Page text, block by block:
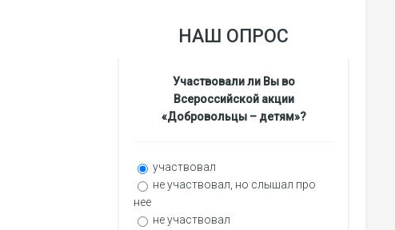
НАШ ОПРОС
Участвовали ли Вы во
Всероссийской акции
«Добровольцы – детям»?
участвовал
не участвовал, но слышал про
нее
не участвовал